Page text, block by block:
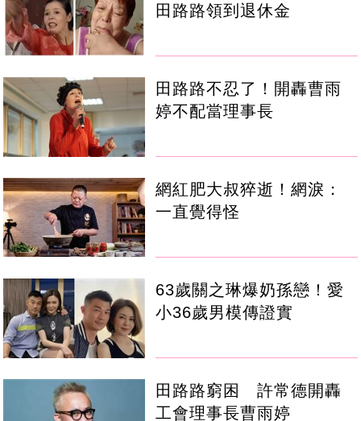
田路路領到退休金
田路路不忍了！開轟曹雨
婷不配當理事長
網紅肥大叔猝逝！網淚：
一直覺得怪
63歲關之琳爆奶孫戀！愛
小36歲男模傳證實
田路路窮困 許常德開轟
工會理事長曹雨婷